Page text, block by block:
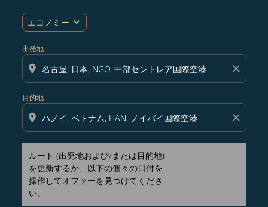
エコノミー expand_more
出発地
location_on close
目的地
location_on close
ルート (出発地および/または目的地)
を更新するか、以下の個々の日付を
操作してオファーを見つけてくださ
い。